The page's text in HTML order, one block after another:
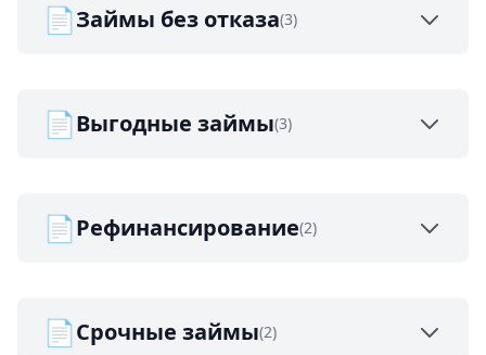
📄Займы без отказа(3)
📄Выгодные займы(3)
📄Рефинансирование(2)
📄Срочные займы(2)